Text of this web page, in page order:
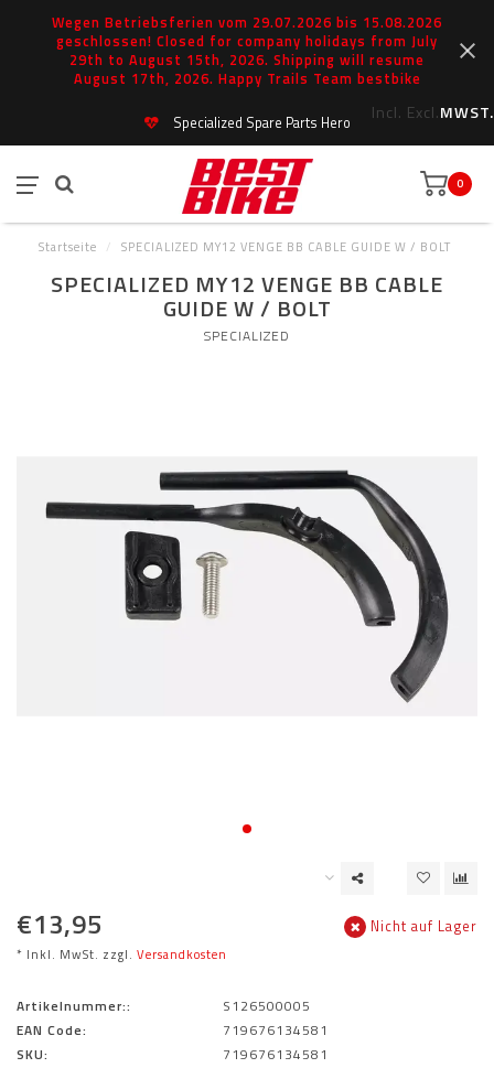
Wegen Betriebsferien vom 29.07.2026 bis 15.08.2026
geschlossen! Closed for company holidays from July
29th to August 15th, 2026. Shipping will resume
August 17th, 2026. Happy Trails Team bestbike
Incl. Excl.MWST.
Specialized Spare Parts Hero
0
Startseite / SPECIALIZED MY12 VENGE BB CABLE GUIDE W / BOLT
SPECIALIZED MY12 VENGE BB CABLE
GUIDE W / BOLT
SPECIALIZED
€13,95
* Inkl. MwSt. zzgl. Versandkosten
Nicht auf Lager
Artikelnummer::
S126500005
EAN Code:
719676134581
SKU:
719676134581